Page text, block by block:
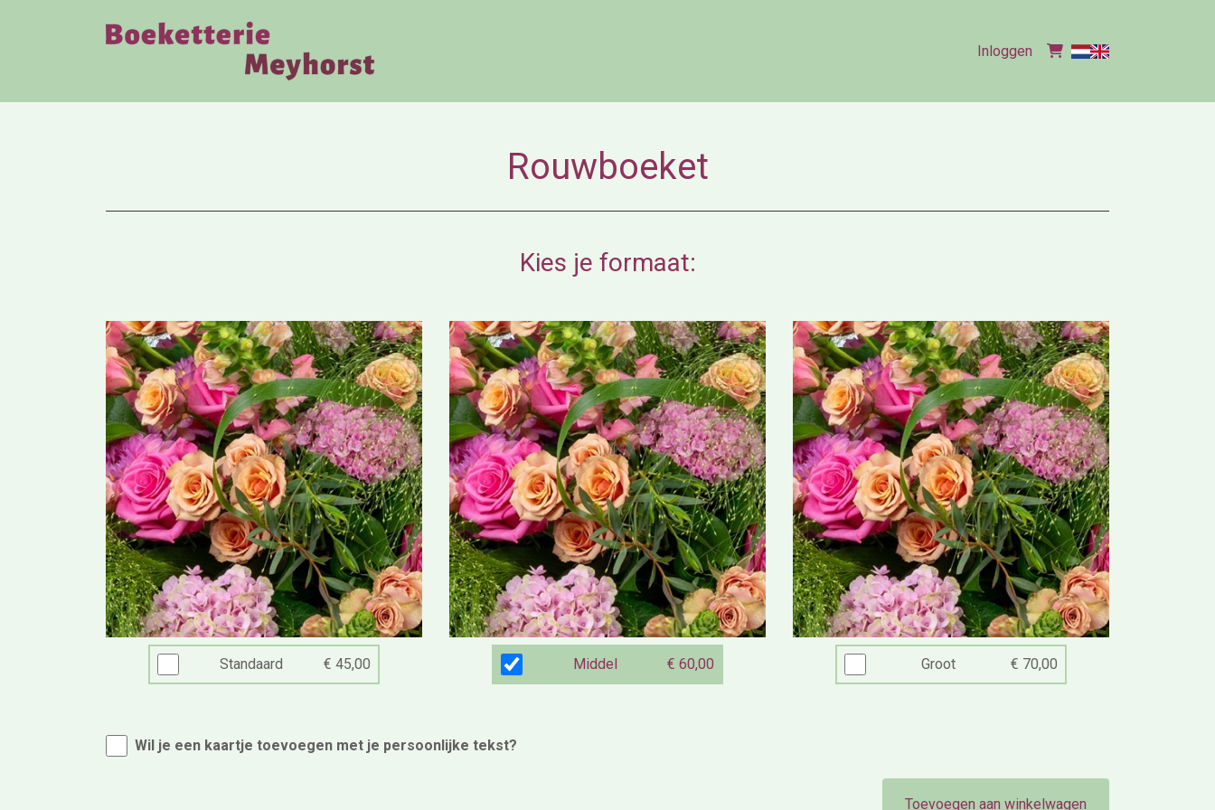
Inloggen
Rouwboeket
Kies je formaat:
Standaard € 45,00 Middel € 60,00 Groot € 70,00
Wil je een kaartje toevoegen met je persoonlijke tekst?
Toevoegen aan winkelwagen